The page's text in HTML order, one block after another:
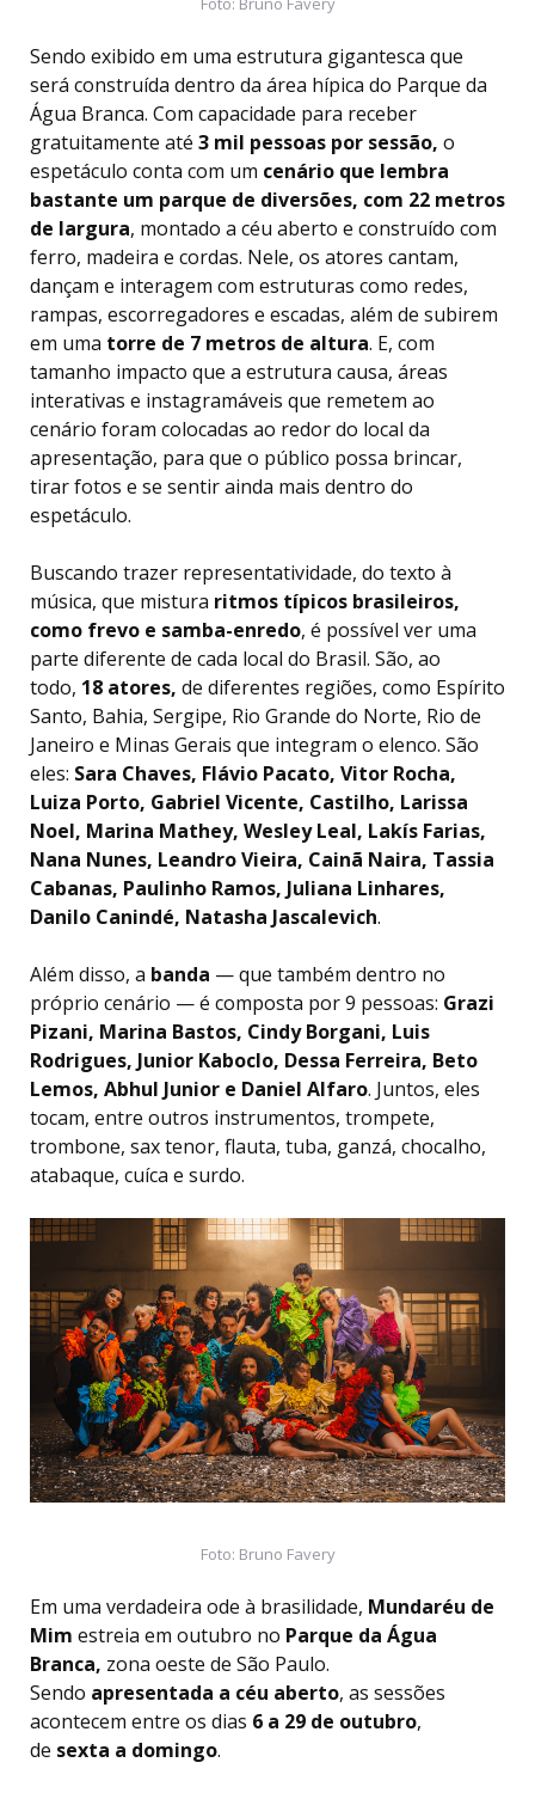
Sendo exibido em uma estrutura gigantesca que
será construída dentro da área hípica do Parque da
Água Branca. Com capacidade para receber
gratuitamente até 3 mil pessoas por sessão, o
espetáculo conta com um cenário que lembra
bastante um parque de diversões, com 22 metros
de largura, montado a céu aberto e construído com
ferro, madeira e cordas. Nele, os atores cantam,
dançam e interagem com estruturas como redes,
rampas, escorregadores e escadas, além de subirem
em uma torre de 7 metros de altura. E, com
tamanho impacto que a estrutura causa, áreas
interativas e instagramáveis que remetem ao
cenário foram colocadas ao redor do local da
apresentação, para que o público possa brincar,
tirar fotos e se sentir ainda mais dentro do
espetáculo.
Buscando trazer representatividade, do texto à
música, que mistura ritmos típicos brasileiros,
como frevo e samba-enredo, é possível ver uma
parte diferente de cada local do Brasil. São, ao
todo, 18 atores, de diferentes regiões, como Espírito
Santo, Bahia, Sergipe, Rio Grande do Norte, Rio de
Janeiro e Minas Gerais que integram o elenco. São
eles: Sara Chaves, Flávio Pacato, Vitor Rocha,
Luiza Porto, Gabriel Vicente, Castilho, Larissa
Noel, Marina Mathey, Wesley Leal, Lakís Farias,
Nana Nunes, Leandro Vieira, Cainã Naira, Tassia
Cabanas, Paulinho Ramos, Juliana Linhares,
Danilo Canindé, Natasha Jascalevich.
Além disso, a banda — que também dentro no
próprio cenário — é composta por 9 pessoas: Grazi
Pizani, Marina Bastos, Cindy Borgani, Luis
Rodrigues, Junior Kaboclo, Dessa Ferreira, Beto
Lemos, Abhul Junior e Daniel Alfaro. Juntos, eles
tocam, entre outros instrumentos, trompete,
trombone, sax tenor, flauta, tuba, ganzá, chocalho,
atabaque, cuíca e surdo.
Foto: Bruno Favery
Em uma verdadeira ode à brasilidade, Mundaréu de
Mim estreia em outubro no Parque da Água
Branca, zona oeste de São Paulo.
Sendo apresentada a céu aberto, as sessões
acontecem entre os dias 6 a 29 de outubro,
de sexta a domingo.